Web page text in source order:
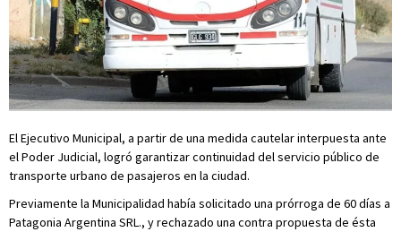
El Ejecutivo Municipal, a partir de una medida cautelar interpuesta ante
el Poder Judicial, logró garantizar continuidad del servicio público de
transporte urbano de pasajeros en la ciudad.
Previamente la Municipalidad había solicitado una prórroga de 60 días a
Patagonia Argentina SRL., y rechazado una contra propuesta de ésta